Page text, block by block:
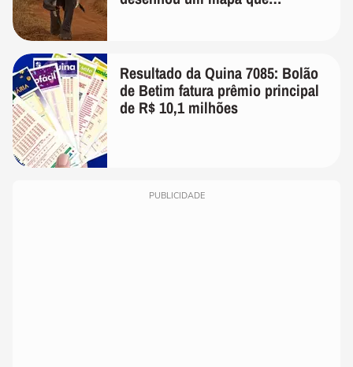
Resultado da Quina 7085: Bolão
de Betim fatura prêmio principal
de R$ 10,1 milhões
PUBLICIDADE